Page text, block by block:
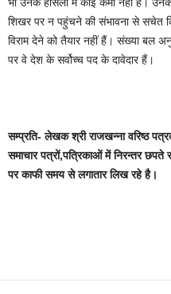
शिखर पर न पहुंचने की संभावना से सचेत
विराम देने को तैयार नहीं हैं। संख्या बल
पर वे देश के सर्वोच्च पद के दावेदार हैं।
सम्प्रति- लेखक श्री राजखन्ना वरिष्ठ
समाचार पत्रों,पत्रिकाओं में निरन्तर छपते
पर काफी समय से लगातार लिख रहे है।